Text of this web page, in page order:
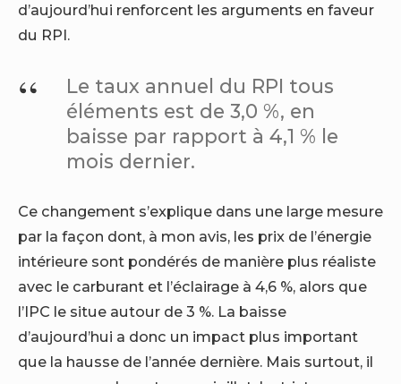
d’aujourd’hui renforcent les arguments en faveur
du RPI.
Le taux annuel du RPI tous
éléments est de 3,0 %, en
baisse par rapport à 4,1 % le
mois dernier.
Ce changement s’explique dans une large mesure
par la façon dont, à mon avis, les prix de l’énergie
intérieure sont pondérés de manière plus réaliste
avec le carburant et l’éclairage à 4,6 %, alors que
l’IPC le situe autour de 3 %. La baisse
d’aujourd’hui a donc un impact plus important
que la hausse de l’année dernière. Mais surtout, il